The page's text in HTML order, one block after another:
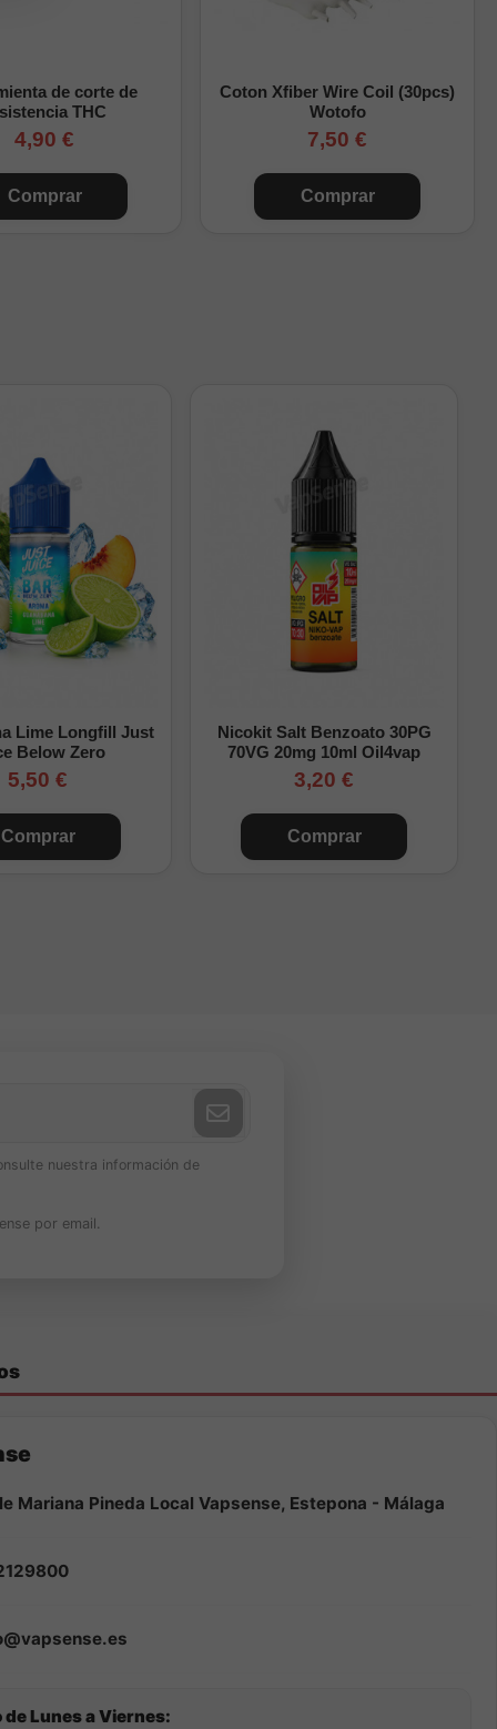
balance entre
de corte de
THC
4,90 €
Comprar
Coton Xfiber Wire Coil (30pcs)
Wotofo
7,50 €
Comprar
Lime Longfill Just
Below Zero
5,50 €
Comprar
Nicokit Salt Benzoato 30PG
70VG 20mg 10ml Oil4vap
3,20 €
Comprar
nuestra información de
por email.
Mariana Pineda Local Vapsense, Estepona - Málaga
de Lunes a Viernes: